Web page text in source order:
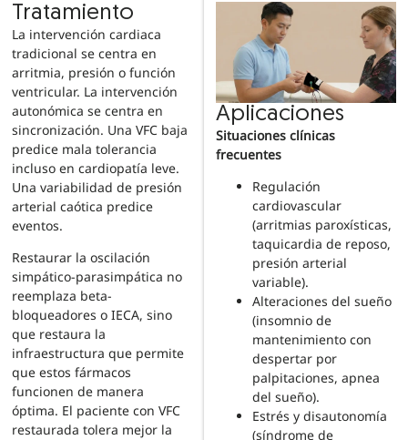
Tratamiento
La intervención cardiaca
tradicional se centra en
arritmia, presión o función
ventricular. La intervención
autonómica se centra en
sincronización. Una VFC baja
predice mala tolerancia
incluso en cardiopatía leve.
Una variabilidad de presión
arterial caótica predice
eventos.
Restaurar la oscilación
simpático-parasimpática no
reemplaza beta-
bloqueadores o IECA, sino
que restaura la
infraestructura que permite
que estos fármacos
funcionen de manera
óptima. El paciente con VFC
restaurada tolera mejor la
Aplicaciones
Situaciones clínicas
frecuentes
Regulación
cardiovascular
(arritmias paroxísticas,
taquicardia de reposo,
presión arterial
variable).
Alteraciones del sueño
(insomnio de
mantenimiento con
despertar por
palpitaciones, apnea
del sueño).
Estrés y disautonomía
(síndrome de